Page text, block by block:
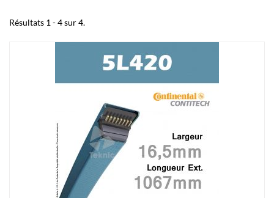
Résultats 1 - 4 sur 4.